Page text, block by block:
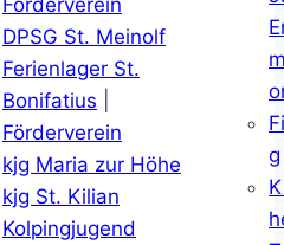
Förderverein
DPSG St. Meinolf
Ferienlager St.
Bonifatius
Förderverein
kjg Maria zur Höhe
kjg St. Kilian
Kolpingjugend
g